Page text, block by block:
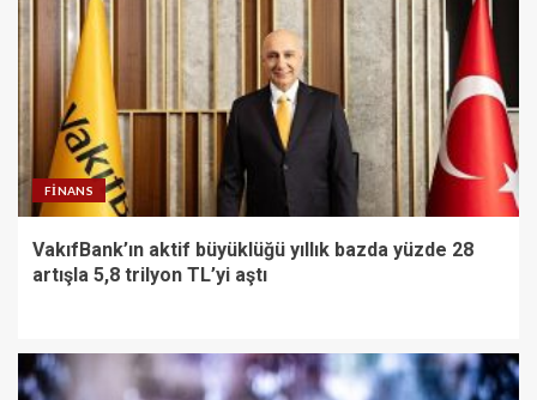
FINANS
VakıfBank’ın aktif büyüklüğü yıllık bazda yüzde 28
artışla 5,8 trilyon TL’yi aştı